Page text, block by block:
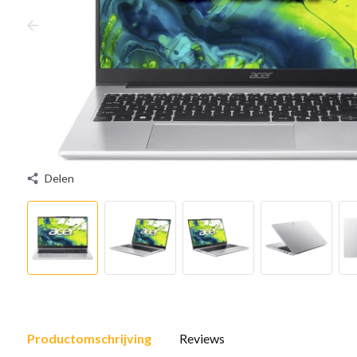
Delen
Productomschrijving Reviews